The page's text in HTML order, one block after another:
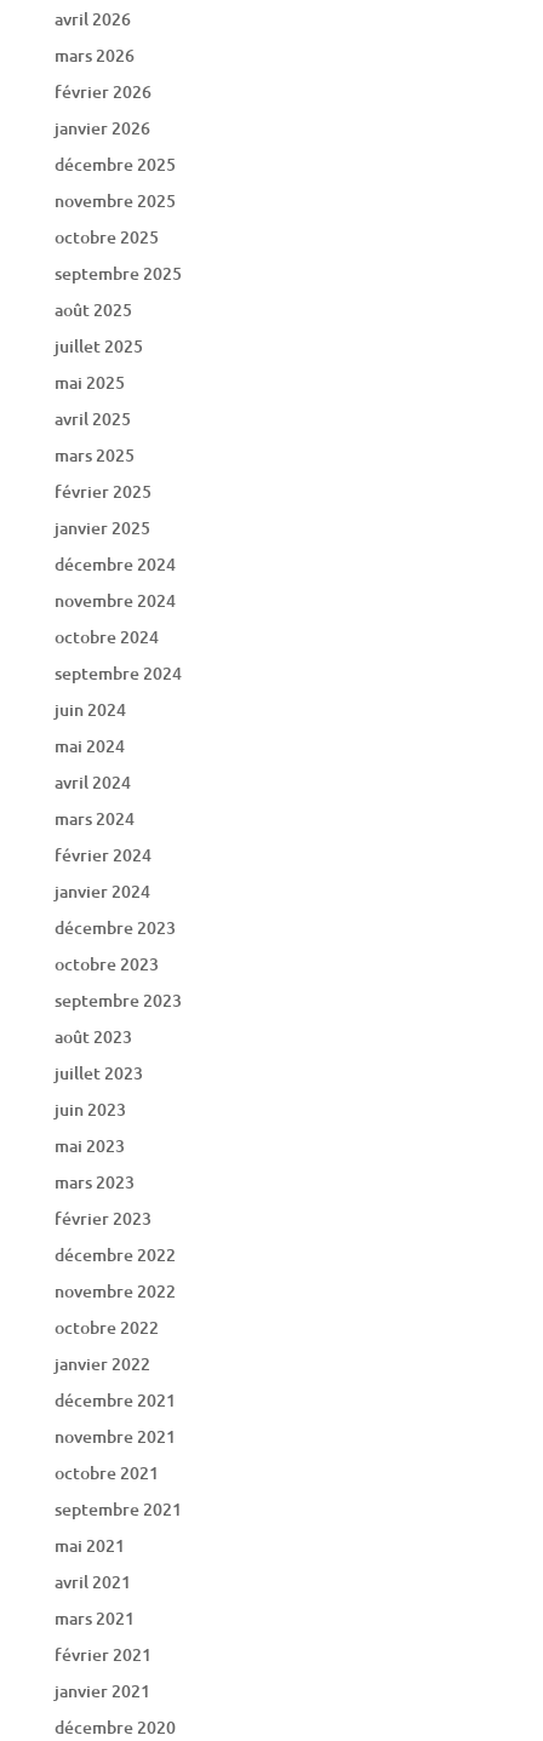
avril 2026
mars 2026
février 2026
janvier 2026
décembre 2025
novembre 2025
octobre 2025
septembre 2025
août 2025
juillet 2025
mai 2025
avril 2025
mars 2025
février 2025
janvier 2025
décembre 2024
novembre 2024
octobre 2024
septembre 2024
juin 2024
mai 2024
avril 2024
mars 2024
février 2024
janvier 2024
décembre 2023
octobre 2023
septembre 2023
août 2023
juillet 2023
juin 2023
mai 2023
mars 2023
février 2023
décembre 2022
novembre 2022
octobre 2022
janvier 2022
décembre 2021
novembre 2021
octobre 2021
septembre 2021
mai 2021
avril 2021
mars 2021
février 2021
janvier 2021
décembre 2020